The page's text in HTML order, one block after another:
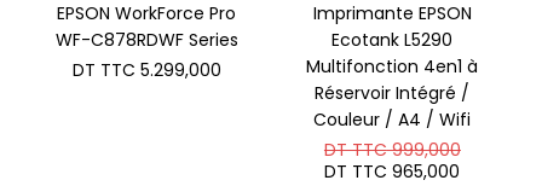
EPSON WorkForce Pro
WF-C878RDWF Series
DT TTC 5.299,000
Imprimante EPSON
Ecotank L5290
Multifonction 4en1 à
Réservoir Intégré /
Couleur / A4 / Wifi
DT TTC999,000Le
DT TTC 965,000